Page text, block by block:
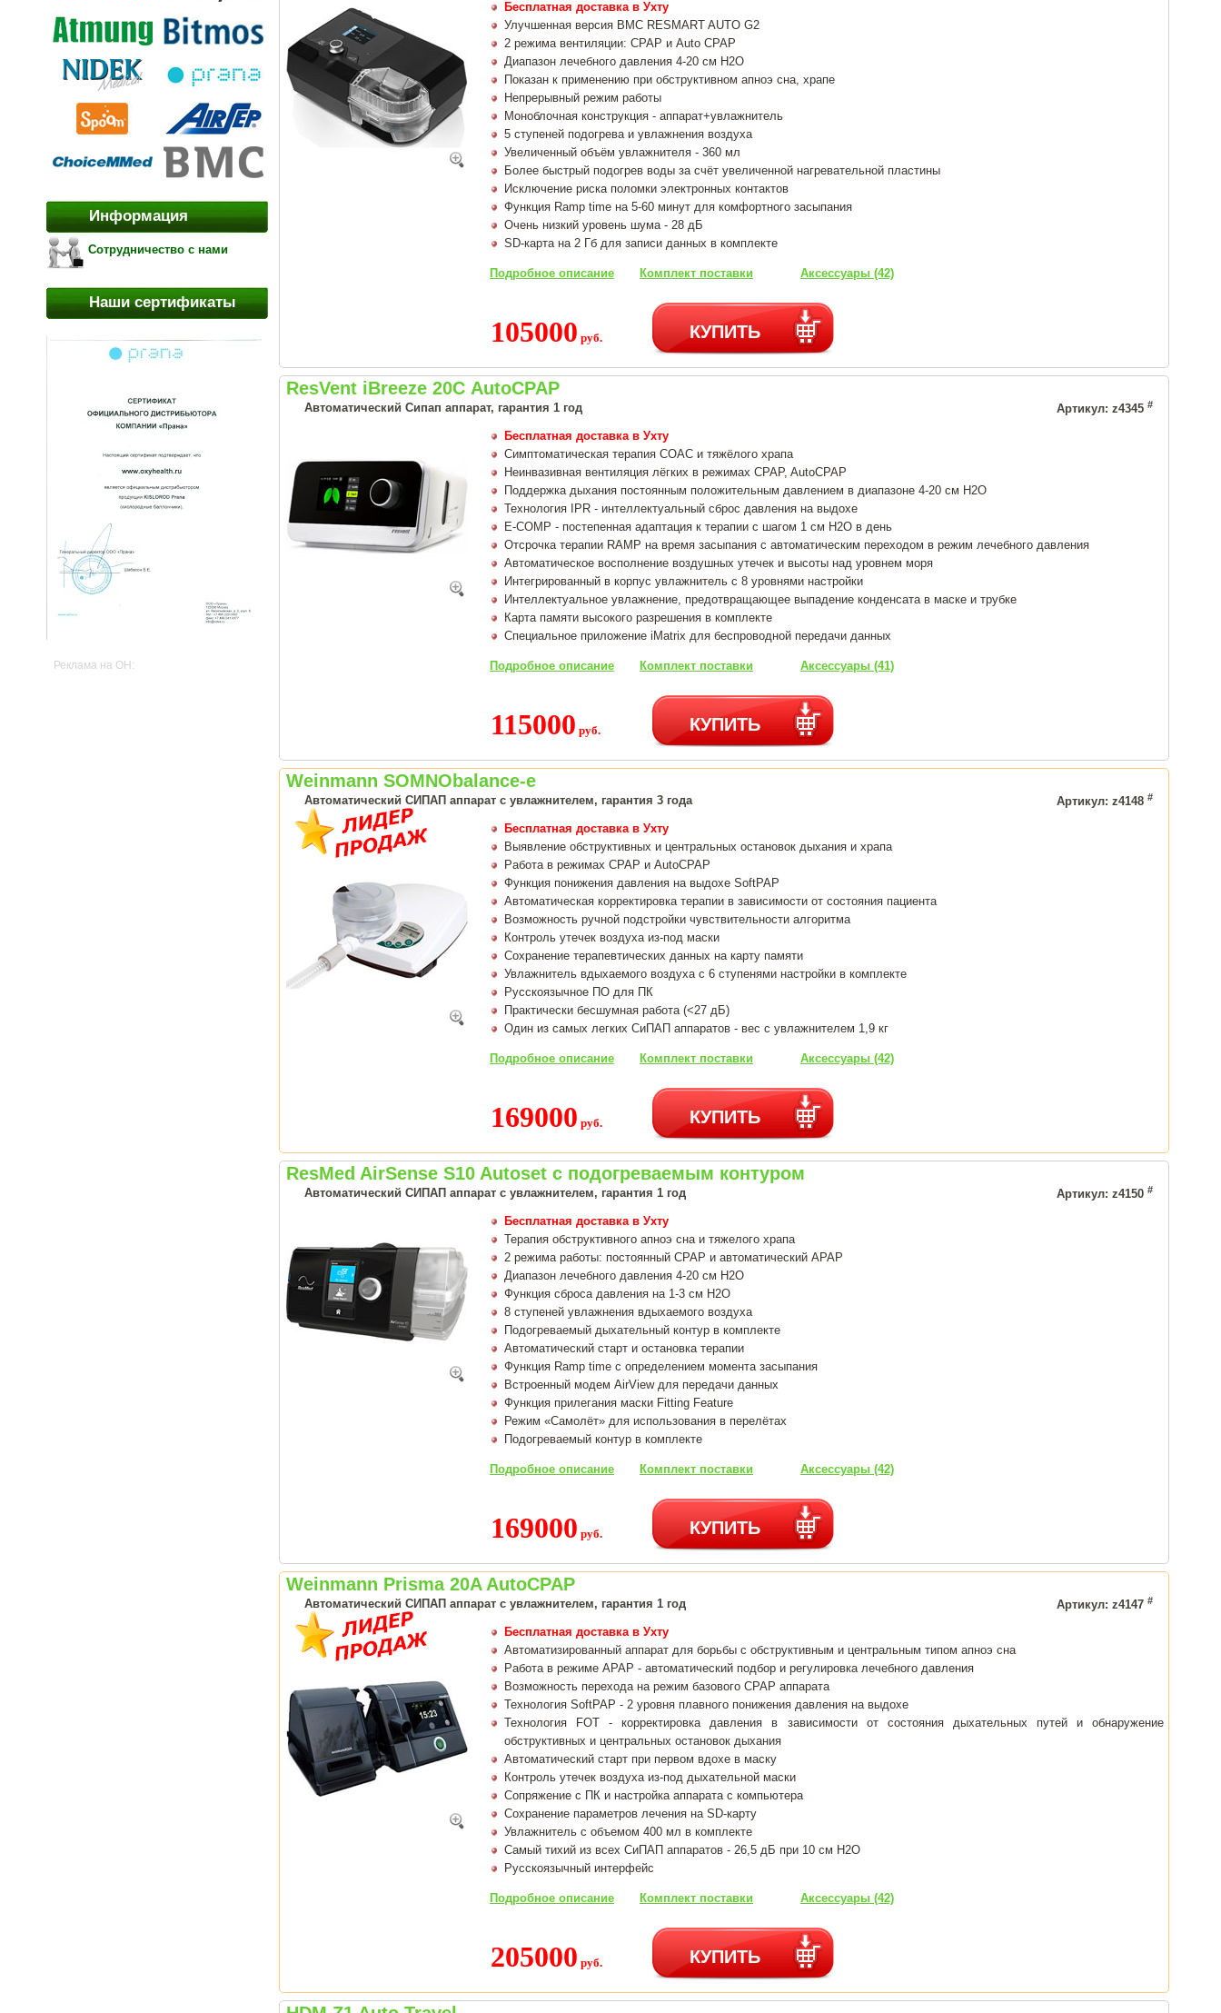
Информация
Сотрудничество с нами
Наши сертификаты
Реклама на OH:
Бесплатная доставка в Ухту
Улучшенная версия BMC RESMART AUTO G2
2 режима вентиляции: CPAP и Auto CPAP
Диапазон лечебного давления 4-20 см Н2О
Показан к применению при обструктивном апноэ сна, храпе
Непрерывный режим работы
Моноблочная конструкция - аппарат+увлажнитель
5 ступеней подогрева и увлажнения воздуха
Увеличенный объём увлажнителя - 360 мл
Более быстрый подогрев воды за счёт увеличенной нагревательной пластины
Исключение риска поломки электронных контактов
Функция Ramp time на 5-60 минут для комфортного засыпания
Очень низкий уровень шума - 28 дБ
SD-карта на 2 Гб для записи данных в комплекте
Подробное описание Комплект поставки Аксессуары (42)
105000 руб. КУПИТЬ
ResVent iBreeze 20С AutoCPAP
Автоматический Сипап аппарат, гарантия 1 год Артикул: z4345 #
Бесплатная доставка в Ухту
Симптоматическая терапия СОАС и тяжёлого храпа
Неинвазивная вентиляция лёгких в режимах CPAP, AutoCPAP
Поддержка дыхания постоянным положительным давлением в диапазоне 4-20 см Н2О
Технология IPR - интеллектуальный сброс давления на выдохе
Е-СОМР - постепенная адаптация к терапии с шагом 1 см Н2О в день
Отсрочка терапии RAMP на время засыпания с автоматическим переходом в режим лечебного давления
Автоматическое восполнение воздушных утечек и высоты над уровнем моря
Интегрированный в корпус увлажнитель с 8 уровнями настройки
Интеллектуальное увлажнение, предотвращающее выпадение конденсата в маске и трубке
Карта памяти высокого разрешения в комплекте
Специальное приложение iMatrix для беспроводной передачи данных
Подробное описание Комплект поставки Аксессуары (41)
115000 руб. КУПИТЬ
Weinmann SOMNObalance-e
Автоматический СИПАП аппарат с увлажнителем, гарантия 3 года Артикул: z4148 #
Бесплатная доставка в Ухту
Выявление обструктивных и центральных остановок дыхания и храпа
Работа в режимах CPAP и AutoCPAP
Функция понижения давления на выдохе SoftPAP
Автоматическая корректировка терапии в зависимости от состояния пациента
Возможность ручной подстройки чувствительности алгоритма
Контроль утечек воздуха из-под маски
Сохранение терапевтических данных на карту памяти
Увлажнитель вдыхаемого воздуха с 6 ступенями настройки в комплекте
Русскоязычное ПО для ПК
Практически бесшумная работа (<27 дБ)
Один из самых легких СиПАП аппаратов - вес с увлажнителем 1,9 кг
Подробное описание Комплект поставки Аксессуары (42)
169000 руб. КУПИТЬ
ResMed AirSense S10 Autoset с подогреваемым контуром
Автоматический СИПАП аппарат с увлажнителем, гарантия 1 год Артикул: z4150 #
Бесплатная доставка в Ухту
Терапия обструктивного апноэ сна и тяжелого храпа
2 режима работы: постоянный CPAP и автоматический APAP
Диапазон лечебного давления 4-20 см H2O
Функция сброса давления на 1-3 см H2O
8 ступеней увлажнения вдыхаемого воздуха
Подогреваемый дыхательный контур в комплекте
Автоматический старт и остановка терапии
Функция Ramp time с определением момента засыпания
Встроенный модем AirView для передачи данных
Функция прилегания маски Fitting Feature
Режим «Самолёт» для использования в перелётах
Подогреваемый контур в комплекте
Подробное описание Комплект поставки Аксессуары (42)
169000 руб. КУПИТЬ
Weinmann Prisma 20A AutoCPAP
Автоматический СИПАП аппарат с увлажнителем, гарантия 1 год Артикул: z4147 #
Бесплатная доставка в Ухту
Автоматизированный аппарат для борьбы с обструктивным и центральным типом апноэ сна
Работа в режиме APAP - автоматический подбор и регулировка лечебного давления
Возможность перехода на режим базового CPAP аппарата
Технология SoftPAP - 2 уровня плавного понижения давления на выдохе
Технология FOT - корректировка давления в зависимости от состояния дыхательных путей и обнаружение
обструктивных и центральных остановок дыхания
Автоматический старт при первом вдохе в маску
Контроль утечек воздуха из-под дыхательной маски
Сопряжение с ПК и настройка аппарата с компьютера
Сохранение параметров лечения на SD-карту
Увлажнитель с объемом 400 мл в комплекте
Самый тихий из всех СиПАП аппаратов - 26,5 дБ при 10 см H2O
Русскоязычный интерфейс
Подробное описание Комплект поставки Аксессуары (42)
205000 руб. КУПИТЬ